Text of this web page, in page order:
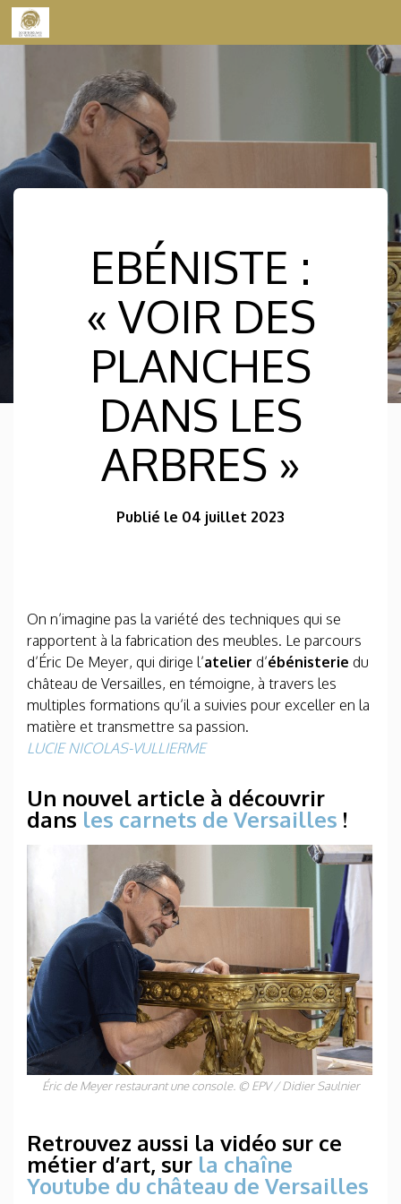
Skip to content
EBÉNISTE :
« VOIR DES
PLANCHES
DANS LES
ARBRES »
Publié le 04 juillet 2023
On n’imagine pas la variété des techniques qui se
rapportent à la fabrication des meubles. Le parcours
d’Éric De Meyer, qui dirige l’atelier d’ébénisterie du
château de Versailles, en témoigne, à travers les
multiples formations qu’il a suivies pour exceller en la
matière et transmettre sa passion.
LUCIE NICOLAS-VULLIERME
Un nouvel article à découvrir
dans les carnets de Versailles !
Éric de Meyer restaurant une console. © EPV / Didier Saulnier
Retrouvez aussi la vidéo sur ce
métier d’art, sur la chaîne
Youtube du château de Versailles